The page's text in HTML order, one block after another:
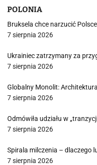
POLONIA
Bruksela chce narzucić
7 sierpnia 2026
Ukrainiec zatrzymany za
7 sierpnia 2026
Globalny Monolit:
7 sierpnia 2026
Odmówiła udziału w
7 sierpnia 2026
Spirala milczenia – dlaczego
7 sierpnia 2026